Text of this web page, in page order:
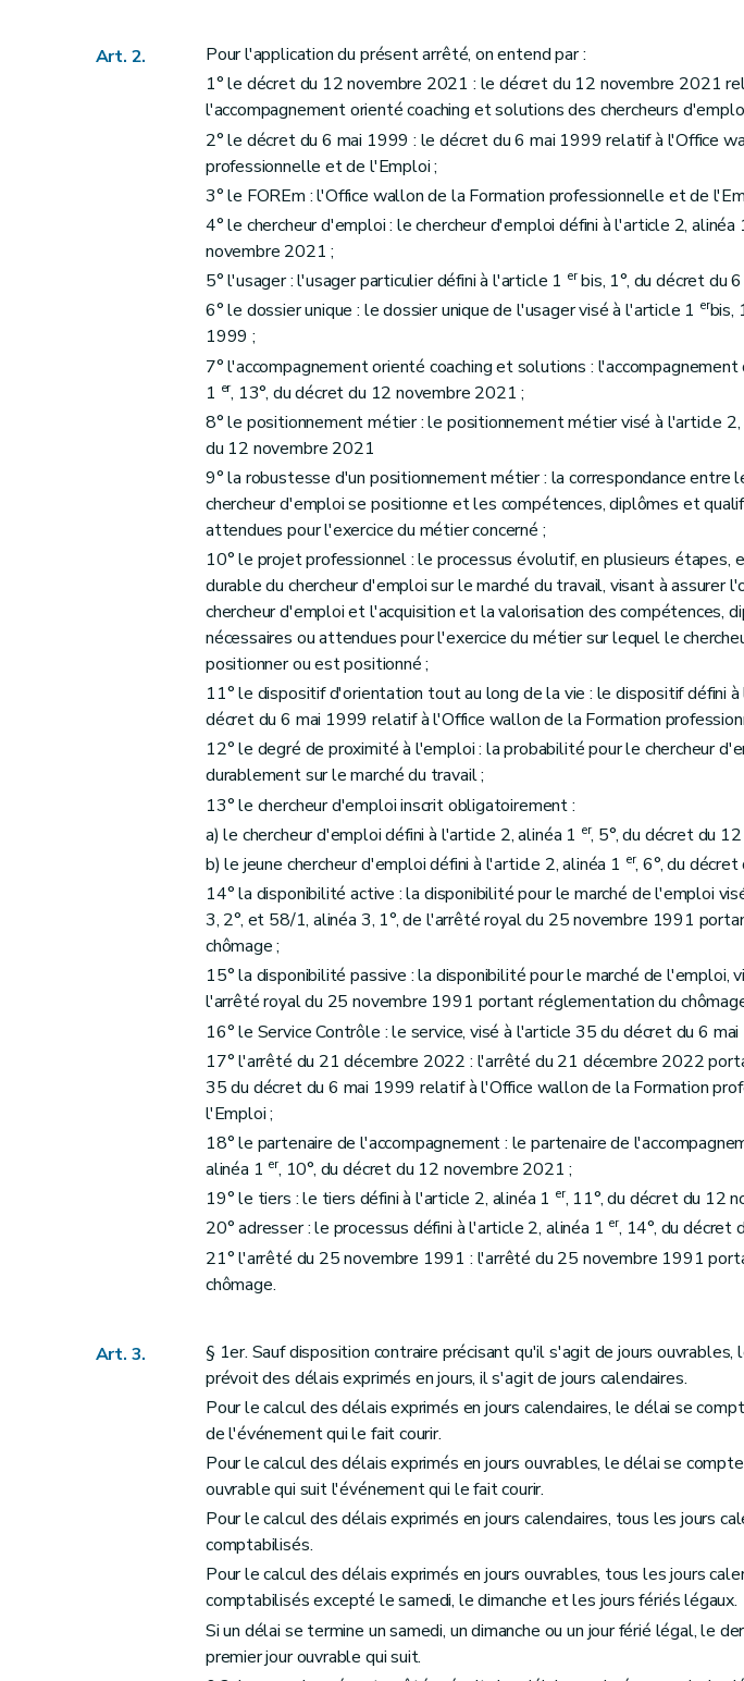
Art. 35
Section 5 Entretien de coaching et de soutien
Art. 36
Art. 37
Section 6 Dispenses.
Art. 38
Art. 39
Art. 40
Section 7 Evaluation de la disponibilité active du chercheur d'emploi inscrit
Sous-section 1 ère Généralités
Art. 41
Art. 42
Art. 43
Art. 44
Sous-section 3 Demande de modification de l'ultime plan d'actions formel
Art. 45
Art. 46
Art. 47
Art. 49
Sous-section 3 Demande de modification de l'ultime plan d'actions formel
Art. 50
Art. 51
Sous-section 4 Transmission au service contrôle et impact sur
Art. 52
Art. 53
Art. 54
Section 8 Suspension de l'accompagnement.
Art. 55
Art. 56
Art. 57
Chapitre III Dispositif de collaboration avec les partenaires de l'accompagnement
Commission régionale
Art. 59
Section 2 Commissions sous-régionales
Art. 60
Art. 61
Section 3 Dialogue opérationnel
Art. 62
Art. 63
Section 4 Convention de collaboration
Section 5 Adressage
Art. 65
Section 6 Communication et échanges d'informations
Art. 66
Art. 67
Intervention des tiers
Section 1 ère Dispositions générales relatives aux communications et
Art. 68
Section 2 Subventionnement de prestations à destination des chercheurs
Art. 69
Art. 70
Art. 2.
Pour l'application du présent arrêté, on entend par :
1° le décret du 12 novembre 2021 : le décret du 12 novembre 2021
l'accompagnement orienté coaching et solutions des chercheurs
2° le décret du 6 mai 1999 : le décret du 6 mai 1999 relatif à l'Office
professionnelle et de l'Emploi ;
3° le FOREm : l'Office wallon de la Formation professionnelle et de
4° le chercheur d'emploi : le chercheur d'emploi défini à l'article 2, alinéa
novembre 2021 ;
5° l'usager : l'usager particulier défini à l'article 1 erbis, 1°, du décret du
6° le dossier unique : le dossier unique de l'usager visé à l'article 1 erbis,
1999 ;
7° l'accompagnement orienté coaching et solutions :
1 er, 13°, du décret du 12 novembre 2021 ;
8° le positionnement métier : le positionnement métier visé à l'article 2,
du 12 novembre 2021
9° la robustesse d'un positionnement métier : la correspondance entre
chercheur d'emploi se positionne et les compétences, diplômes et
attendues pour l'exercice du métier concerné ;
10° le projet professionnel : le processus évolutif, en plusieurs étapes,
durable du chercheur d'emploi sur le marché du travail, visant à assurer
chercheur d'emploi et l'acquisition et la valorisation des compétences,
nécessaires ou attendues pour l'exercice du métier sur lequel le
positionner ou est positionné ;
11° le dispositif d'orientation tout au long de la vie : le dispositif défini
décret du 6 mai 1999 relatif à l'Office wallon de la Formation
12° le degré de proximité à l'emploi : la probabilité pour le chercheur
durablement sur le marché du travail ;
13° le chercheur d'emploi inscrit obligatoirement :
a) le chercheur d'emploi défini à l'article 2, alinéa 1 er, 5°, du décret du
b) le jeune chercheur d'emploi défini à l'article 2, alinéa 1 er, 6°, du
14° la disponibilité active : la disponibilité pour le marché de l'emploi
3, 2°, et 58/1, alinéa 3, 1°, de l'arrêté royal du 25 novembre 1991
chômage ;
15° la disponibilité passive : la disponibilité pour le marché de l'emploi,
l'arrêté royal du 25 novembre 1991 portant réglementation du
16° le Service Contrôle : le service, visé à l'article 35 du décret du 6
17° l'arrêté du 21 décembre 2022 : l'arrêté du 21 décembre 2022
35 du décret du 6 mai 1999 relatif à l'Office wallon de la Formation
l'Emploi ;
18° le partenaire de l'accompagnement : le partenaire de
alinéa 1 er, 10°, du décret du 12 novembre 2021 ;
19° le tiers : le tiers défini à l'article 2, alinéa 1 er, 11°, du décret du 12
20° adresser : le processus défini à l'article 2, alinéa 1 er, 14°, du décret
21° l'arrêté du 25 novembre 1991 : l'arrêté du 25 novembre 1991
chômage.
Art. 3.
§ 1er. Sauf disposition contraire précisant qu'il s'agit de jours
prévoit des délais exprimés en jours, il s'agit de jours calendaires.
Pour le calcul des délais exprimés en jours calendaires, le délai se
de l'événement qui le fait courir.
Pour le calcul des délais exprimés en jours ouvrables, le délai se
ouvrable qui suit l'événement qui le fait courir.
Pour le calcul des délais exprimés en jours calendaires, tous les jours
comptabilisés.
Pour le calcul des délais exprimés en jours ouvrables, tous les jours
comptabilisés excepté le samedi, le dimanche et les jours fériés légaux.
Si un délai se termine un samedi, un dimanche ou un jour férié légal, le
premier jour ouvrable qui suit.